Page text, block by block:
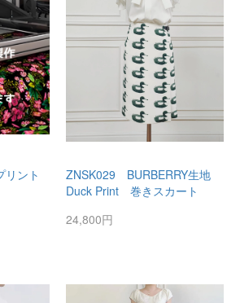
ント
ZNSK029 BURBERRY生地
Duck Print 巻きスカート
24,800円